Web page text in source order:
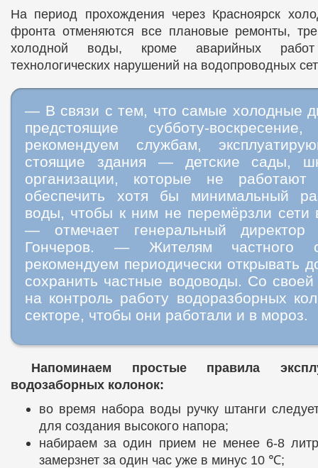
На период прохождения через Красноярск
фронта отменяются все плановые ремонты,
холодной воды, кроме аварийных
технологических нарушений на водопроводных
— В связи с тем, что самые холодные
предстоящие субботу-воскресение,
рекомендуем службам,
стоящие здания — детские сады,
организации, которые не
обеспечить хотя бы минимальный
воды, чтобы к ним не перемёрзли сети
— отмечает генеральный
Гончеров. — Жителям частного
рекомендуем периодически открывать
сохранить частные водоводы. Со
на контроль работу водоразборных
секторе, чтобы они работали и в мороз.
Напоминаем простые правила
водозаборных колонок:
во время набора воды ручку штанги
для создания высокого напора;
набираем за один прием не менее 6-8
замерзнет за один час уже в минус 10 ℃;